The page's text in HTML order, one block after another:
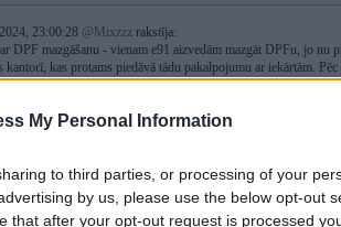
My Personal Information
to third parties, or processing of your
by us, please use the below opt-out
that after your opt-out request is processed
23:00:28 @Mixzzz rakstīja:
DPF mazgāšanu - vienam e91 aizvedām mazgāt DPFu, jo nu
kantorī, kas protams piedāvā tādu pakalpojumu ar iekārtām.
vienam ģimenes auto ieliku beidzot atpakaļ DPFu,
un neizdedzināts. Rezultāts likās OK. Tagad atkal tas pats
par daudz. Pirms dažām dienām speciāli dedzināts
biežas(nav tur motoram pezda un nekūp viņš lopā).
kvēpi tikpat kā nenāca ārā, bet pelni nāca ārā daudz.